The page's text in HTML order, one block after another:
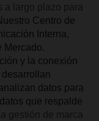
a largo plazo para
Centro de
Interna,
Mercado.
y la conexión
datos para
que respalde
gestión de marca